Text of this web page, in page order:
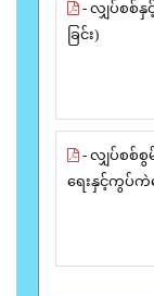
- လျှပ်စစ်နှ
ခြင်း)
- လျှပ်စစ်စွ
ရေးနှင့်ကွပ်ကဲရ